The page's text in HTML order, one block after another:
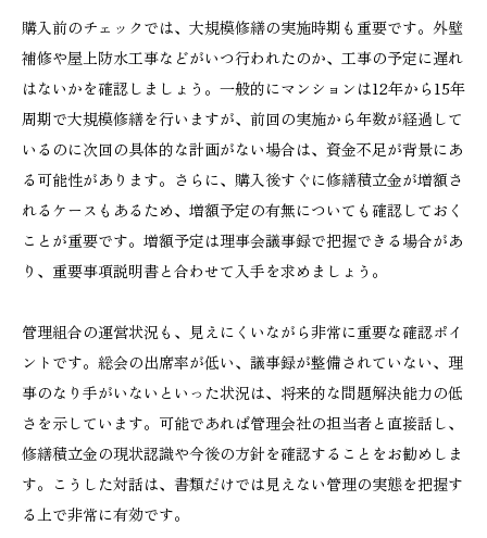
購入前のチェックでは、大規模修繕の実施時期も重要です。外壁
補修や屋上防水工事などがいつ行われたのか、工事の予定に遅れ
はないかを確認しましょう。一般的にマンションは12年から15年
周期で大規模修繕を行いますが、前回の実施から年数が経過して
いるのに次回の具体的な計画がない場合は、資金不足が背景にあ
る可能性があります。さらに、購入後すぐに修繕積立金が増額さ
れるケースもあるため、増額予定の有無についても確認しておく
ことが重要です。増額予定は理事会議事録で把握できる場合があ
り、重要事項説明書と合わせて入手を求めましょう。
管理組合の運営状況も、見えにくいながら非常に重要な確認ポイ
ントです。総会の出席率が低い、議事録が整備されていない、理
事のなり手がいないといった状況は、将来的な問題解決能力の低
さを示しています。可能であれば管理会社の担当者と直接話し、
修繕積立金の現状認識や今後の方針を確認することをお勧めしま
す。こうした対話は、書類だけでは見えない管理の実態を把握す
る上で非常に有効です。